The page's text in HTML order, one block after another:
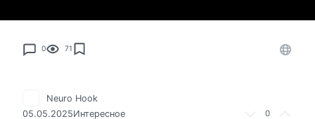
0 71
0
Neuro Hook
05.05.2025Интересное